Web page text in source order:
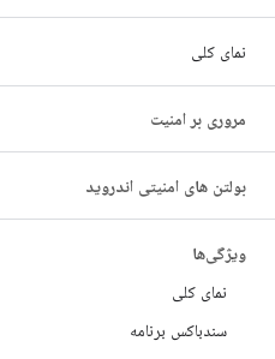
نمای کلی
مروری بر امنیت
بولتن های امنیتی اندروید
ویژگی‌ها
نمای کلی
سندباکس برنامه